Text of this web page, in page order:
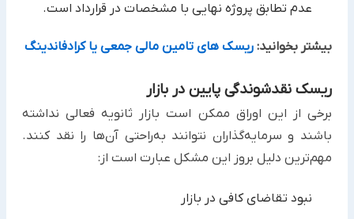
عدم تطابق پروژه نهایی با مشخصات در قرارداد است.‏
بیشتر بخوانید: ریسک های تامین مالی جمعی یا کرادفاندینگ
ریسک نقدشوندگی پایین در بازار
برخی از این اوراق ممکن است بازار ثانویه فعالی نداشته
باشند و سرمایه‌گذاران نتوانند به‌راحتی آن‌ها را نقد کنند.
مهم‌ترین ‏دلیل بروز این مشکل عبارت است از:‏
نبود تقاضای کافی در بازار